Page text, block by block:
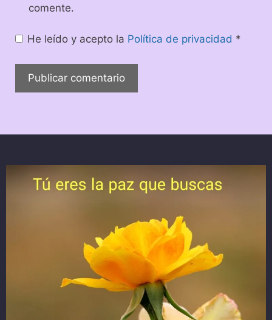
comente.
He leído y acepto la Política de privacidad *